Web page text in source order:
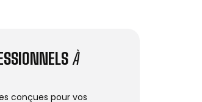
À
conçues pour vos